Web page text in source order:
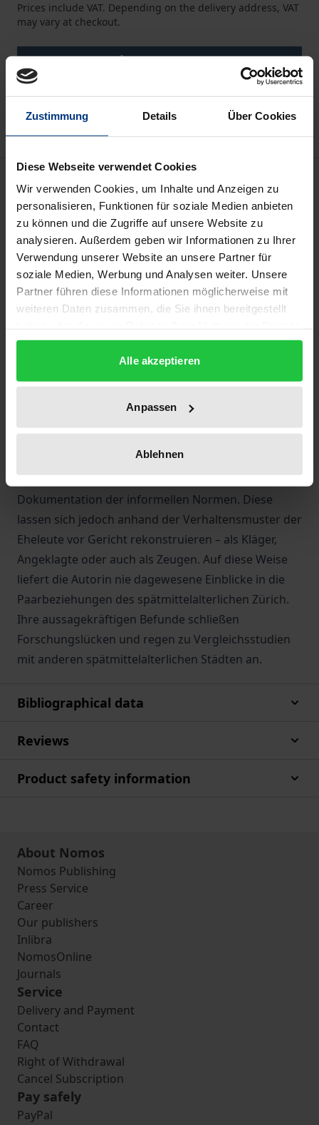
Zustimmung Details Über Cookies
Diese Webseite verwendet Cookies
Wir verwenden Cookies, um Inhalte und Anzeigen zu
personalisieren, Funktionen für soziale Medien anbieten
zu können und die Zugriffe auf unsere Website zu
analysieren. Außerdem geben wir Informationen zu Ihrer
Verwendung unserer Website an unsere Partner für
soziale Medien, Werbung und Analysen weiter. Unsere
Partner führen diese Informationen möglicherweise mit
weiteren Daten zusammen, die Sie ihnen bereitgestellt
gesammelt haben.
Alle akzeptieren
Anpassen
Ablehnen
Prices include VAT. Depending on the delivery address, VAT
may vary at checkout.
Add to Wish List
In die Lebenswelten spätmittelalterlicher Ehepaare
gewähren die meisten Quellen nur unvollständige
Einblicke. Wie verhielten sich die Eheleute innerhalb
ihrer Paarbeziehung, wie gemeinsam als Ehepaar
gegenüber Dritten? Beginnend mit der
Eheschließung und endend mit dem Tod eines
Ehepartners untersucht Nicole Matter-Bacon auch
das Verhalten von Züricher Ehepaaren als Eltern, als
solidarische Einheit, im Streit und bei Ehebruch.
Dabei stützt sie sich auf die Gerichtsakten der Stadt
durch die kanonisch-rechtlichen Bestimmungen
festgehalten wurden, findet sich keine
Dokumentation der informellen Normen. Diese
lassen sich jedoch anhand der Verhaltensmuster der
Eheleute vor Gericht rekonstruieren – als Kläger,
Angeklagte oder auch als Zeugen. Auf diese Weise
liefert die Autorin nie dagewesene Einblicke in die
Paarbeziehungen des spätmittelalterlichen Zürich.
Ihre aussagekräftigen Befunde schließen
Forschungslücken und regen zu Vergleichsstudien
mit anderen spätmittelalterlichen Städten an.
Bibliographical data
Reviews
Product safety information
About Nomos
Nomos Publishing
Press Service
Career
Our publishers
Inlibra
NomosOnline
Journals
Service
Delivery and Payment
Contact
FAQ
Right of Withdrawal
Cancel Subscription
Pay safely
PayPal